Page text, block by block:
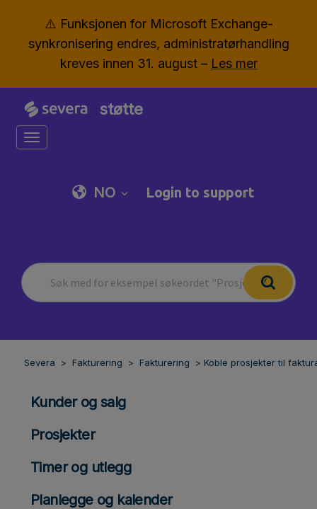
⚠️ Funksjonen for Microsoft Exchange-
synkronisering endres, administratørhandling
kreves innen 31. august – Les mer
støtte
Toggle navigation
NO Login to support
Severa Fakturering Fakturering Koble prosjekter til
Kunder og salg
Prosjekter
Timer og utlegg
Planlegge og kalender